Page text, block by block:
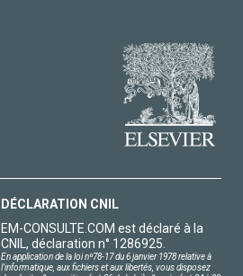
DÉCLARATION CNIL
EM-CONSULTE.COM est déclaré à la
CNIL, déclaration n° 1286925.
En application de la loi nº78-17 du 6 janvier 1978 relative à
l'informatique, aux fichiers et aux libertés, vous disposez